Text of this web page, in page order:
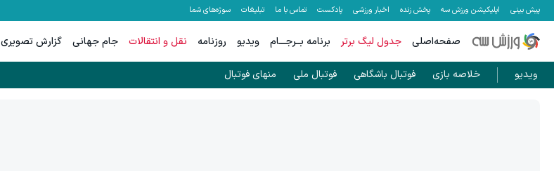
پیش بینی اپلیکیشن ورزش سه پخش زنده اخبار ورزشی پادکست تماس با ما تبلیغات سوژه‌های شما
صفحه‌اصلی جدول لیگ برتر برنامه بــرجـــام ویدیو روزنامه نقل و انتقالات جام جهانی گزارش تصویری
ویدیو خلاصه بازی فوتبال باشگاهی فوتبال ملی منهای فوتبال